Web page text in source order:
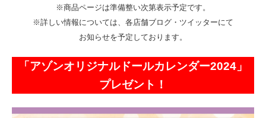
※商品ページは準備整い次第表示予定です。
※詳しい情報については、各店舗ブログ・ツイッターにて
お知らせを予定しております。
「アゾンオリジナルドールカレンダー2024」
プレゼント！